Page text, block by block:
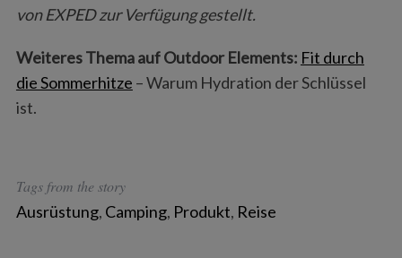
von EXPED zur Verfügung gestellt.
Weiteres Thema auf Outdoor Elements: Fit durch
die Sommerhitze – Warum Hydration der Schlüssel
ist.
Tags from the story
Ausrüstung, Camping, Produkt, Reise
o
: